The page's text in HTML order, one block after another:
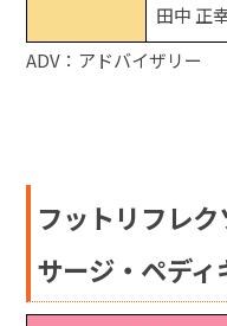
田中 正
ADV：アドバイザリー
フットリフレ
サージ・ペデ